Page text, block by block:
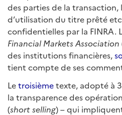
des parties de la transaction,
d’utilisation du titre prêté
confidentielles par la FINRA.
Financial Markets Association
des institutions financières,
tient compte de ses
Letroisièmetexte, adopté à
la transparence des
(short selling) – qui